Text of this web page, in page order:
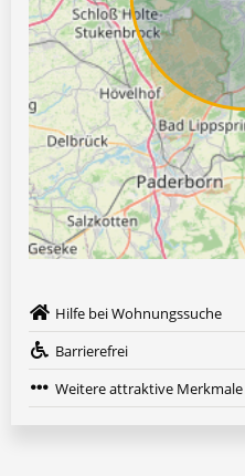
Hilfe bei Wohnungssuche
Barrierefrei
Weitere attraktive Merkmale